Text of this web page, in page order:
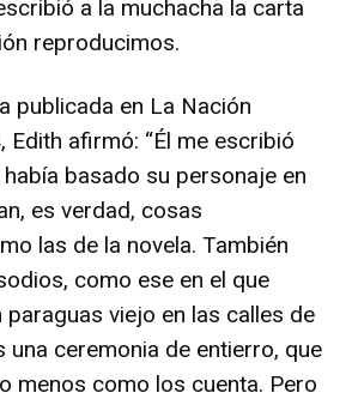
a la muchacha la carta
reproducimos.
publicada en La Nación
Edith afirmó: “Él me escribió
basado su personaje en
es verdad, cosas
las de la novela. También
como ese en el que
viejo en las calles de
una ceremonia de entierro, que
menos como los cuenta. Pero